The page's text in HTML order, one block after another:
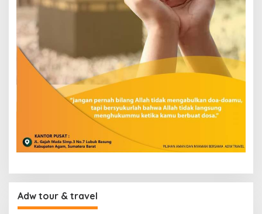
Adw tour & travel